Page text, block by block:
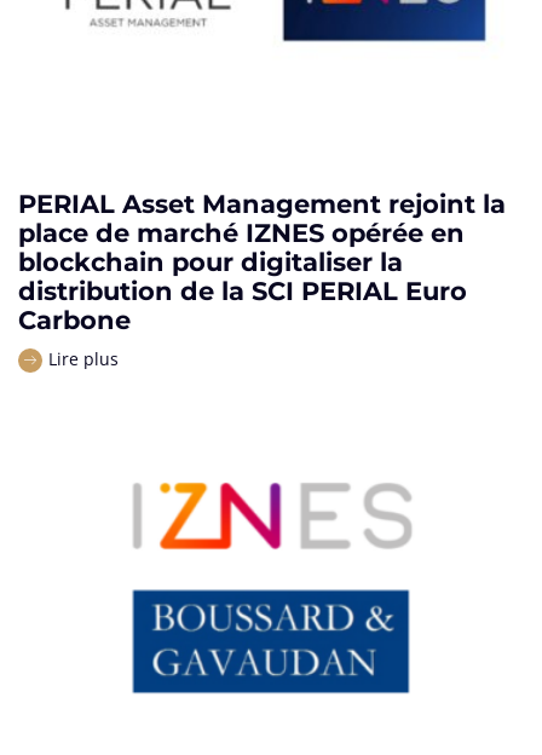
PERIAL Asset Management rejoint la
place de marché IZNES opérée en
blockchain pour digitaliser la
distribution de la SCI PERIAL Euro
Carbone
Lire plus